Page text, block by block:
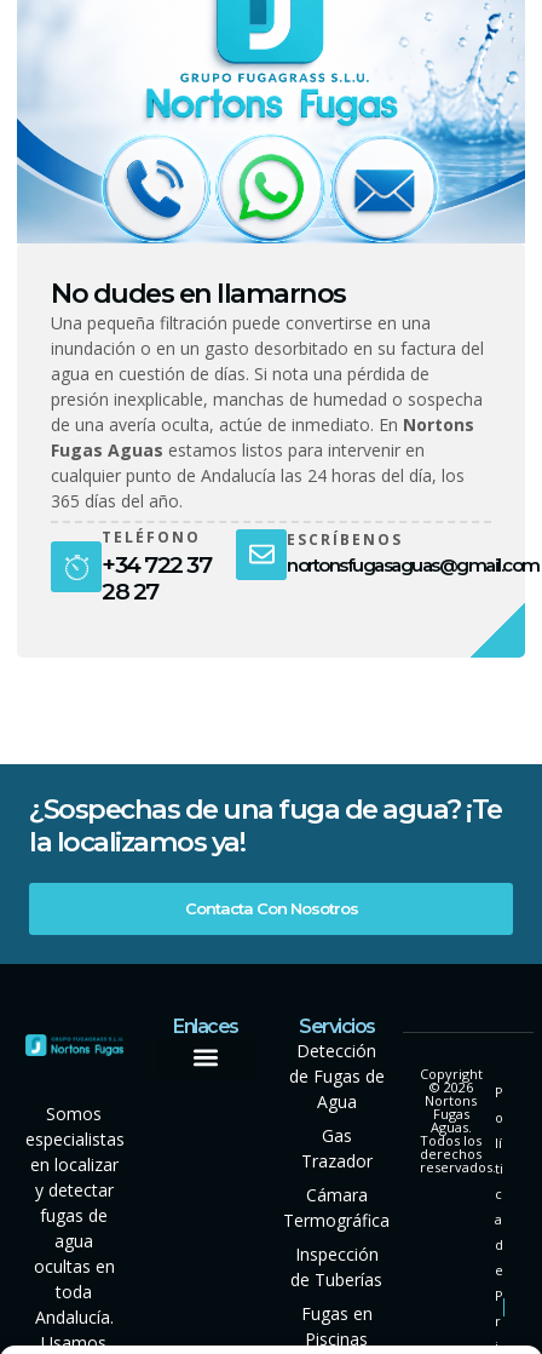
No dudes en llamarnos
Una pequeña filtración puede convertirse en una
inundación o en un gasto desorbitado en su factura del
agua en cuestión de días. Si nota una pérdida de
presión inexplicable, manchas de humedad o sospecha
de una avería oculta, actúe de inmediato. En Nortons
Fugas Aguas estamos listos para intervenir en
cualquier punto de Andalucía las 24 horas del día, los
365 días del año.
TELÉFONO
+34 722 37
28 27
ESCRÍBENOS
nortonsfugasaguas@gmail.com
¿Sospechas de una fuga de agua? ¡Te
la localizamos ya!
Contacta Con Nosotros
Somos
especialistas
en localizar
y detectar
fugas de
agua
ocultas en
toda
Andalucía.
Usamos
Enlaces
Servicios
Detección
de Fugas de
Agua
Gas
Trazador
Cámara
Termográfica
Inspección
de Tuberías
Fugas en
Piscinas
Copyright
© 2026
Nortons
Fugas
Aguas.
Todos los
derechos
reservados.
P
o
lí
ti
c
a
d
e
P
r
i